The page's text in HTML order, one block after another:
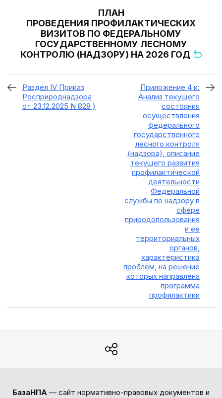
ПЛАН
ПРОВЕДЕНИЯ ПРОФИЛАКТИЧЕСКИХ
ВИЗИТОВ ПО ФЕДЕРАЛЬНОМУ
ГОСУДАРСТВЕННОМУ ЛЕСНОМУ
КОНТРОЛЮ (НАДЗОРУ) НА 2026 ГОД
Раздел IV Приказ
Росприроднадзора
от 23.12.2025 N 828 )
Приложение 4 к:
Анализ текущего
состояния
осуществления
федерального
государственного
лесного контроля
(надзора), описание
текущего развития
профилактической
деятельности
Федеральной
службы по надзору в
сфере
природопользования
и ее
территориальных
органов,
характеристика
проблем, на решение
которых направлена
программа
профилактики
БазаНПА — сайт нормативно-правовых документов и